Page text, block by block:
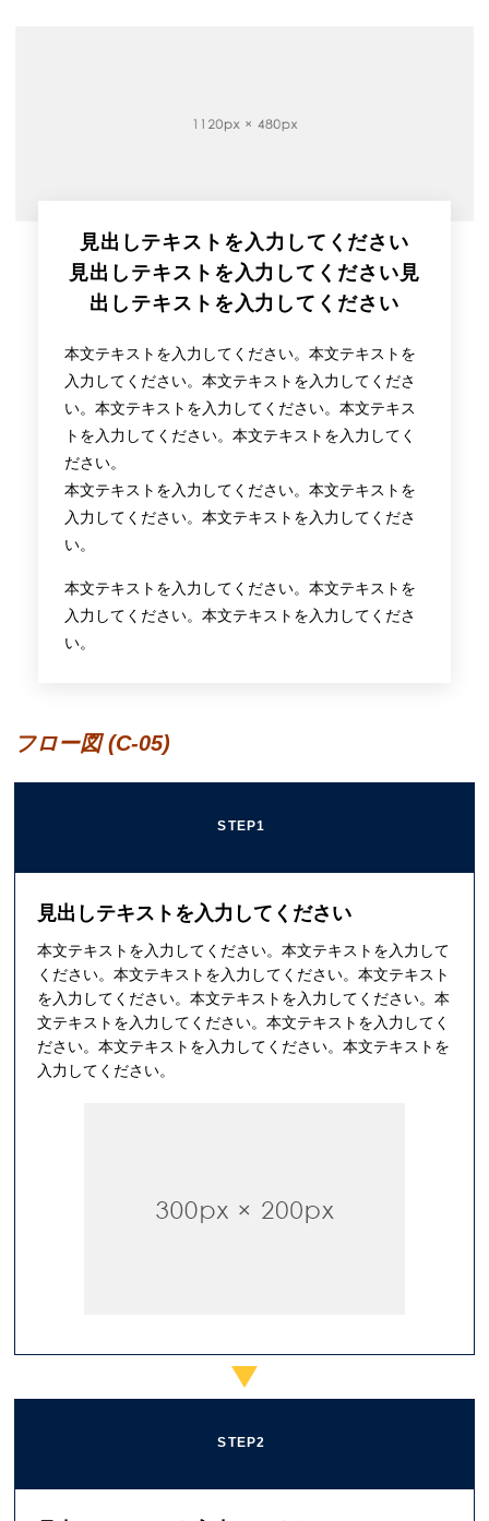
見出しテキストを入力してください
見出しテキストを入力してください見
出しテキストを入力してください
本文テキストを入力してください。本文テキストを
入力してください。本文テキストを入力してくださ
い。本文テキストを入力してください。本文テキス
トを入力してください。本文テキストを入力してく
ださい。
本文テキストを入力してください。本文テキストを
入力してください。本文テキストを入力してくださ
い。
本文テキストを入力してください。本文テキストを
入力してください。本文テキストを入力してくださ
い。
フロー図 (C-05)
STEP1
見出しテキストを入力してください
本文テキストを入力してください。本文テキストを入力して
ください。本文テキストを入力してください。本文テキスト
を入力してください。本文テキストを入力してください。本
文テキストを入力してください。本文テキストを入力してく
ださい。本文テキストを入力してください。本文テキストを
入力してください。
STEP2